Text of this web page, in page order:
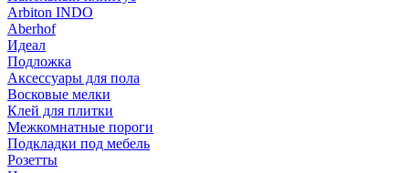
Arbiton INDO
Aberhof
Идеал
Подложка
Аксессуары для пола
Восковые мелки
Клей для плитки
Межкомнатные пороги
Подкладки под мебель
Розетты